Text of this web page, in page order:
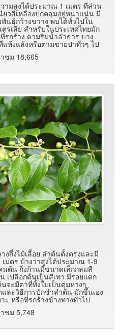
ามสูงได้ประมาณ 1 เมตร ที่ส่วน
วสีเหลืองปกคลุมอยู่หนาแน่น มี
นธุ์กว้างขวาง พบได้ทั่วไปใน
รเลีย สำหรับในประเทศไทยมัก
กร้าง ตามริมน้ำลำธาร บาง
ห้งแล้งหรือตามชายป่าทั่วๆ ไป
ชม 18,665
กึ่งไม้เลื้อย ลำต้นตั้งตรงและมี
มตร บ้างว่าสูงได้ประมาณ 1-9
นต้น กิ่งก้านมีขนาดเล็กกลมสี
เปลือกต้นเป็นสีเทา มีรอยแตก
จะมีตาที่ทิ้งใบเป็นตุ่มห่างๆ
ละวิธีการปักชำลำต้น มักขึ้นเอง
ะ หรือที่รกร้างข้างทางทั่วไป
ชม 5,748